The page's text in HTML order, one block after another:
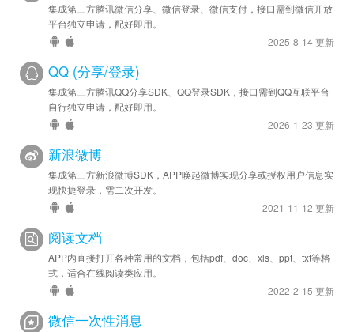
集成第三方腾讯微信分享、微信登录、微信支付，接口需到微信开放
平台独立申请，配好即用。
2025-8-14 更新
QQ (分享/登录)
集成第三方腾讯QQ分享SDK、QQ登录SDK，接口需到QQ互联平台
自行独立申请，配好即用。
2026-1-23 更新
新浪微博
集成第三方新浪微博SDK，APP唤起微博实现分享或授权用户信息实
现快捷登录，需二次开发。
2021-11-12 更新
阅读文档
APP内直接打开各种常用的文档，包括pdf、doc、xls、ppt、txt等格
式，适合在线阅读类应用。
2022-2-15 更新
微信一次性消息